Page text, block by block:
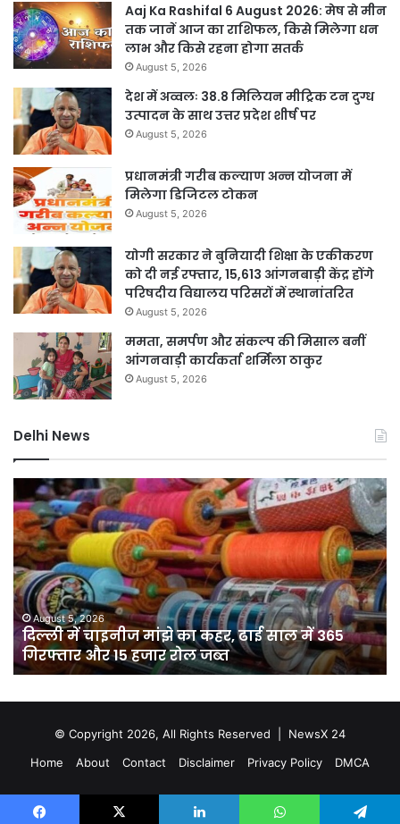
Aaj Ka Rashifal 6 August 2026: मेष से मीन
तक जानें आज का राशिफल, किसे मिलेगा धन
लाभ और किसे रहना होगा सतर्क
August 5, 2026
देश में अव्वलः 38.8 मिलियन मीट्रिक टन दुग्ध
उत्पादन के साथ उत्तर प्रदेश शीर्ष पर
August 5, 2026
प्रधानमंत्री गरीब कल्याण अन्न योजना में
मिलेगा डिजिटल टोकन
August 5, 2026
योगी सरकार ने बुनियादी शिक्षा के एकीकरण
को दी नई रफ्तार, 15,613 आंगनबाड़ी केंद्र होंगे
परिषदीय विद्यालय परिसरों में स्थानांतरित
August 5, 2026
ममता, समर्पण और संकल्प की मिसाल बनीं
आंगनवाड़ी कार्यकर्ता शर्मिला ठाकुर
August 5, 2026
Delhi News
यमुना
डूब
क्षेत्र
में
अवैध
निर्माण
पर
सख्त
कार्रवाई,
डीडीए
ने
August 5, 2026
यमुना डूब क्षेत्र में अवैध निर्माण पर सख्त कार्रवाई, डीडीए
ने हटाए कब्जे
पर
बड़े
की
© Copyright 2026, All Rights Reserved | NewsX 24
Home
About Contact Disclaimer Privacy Policy DMCA